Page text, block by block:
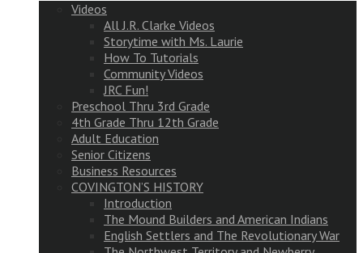
Videos
All J.R. Clarke Videos
Storytime with Ms. Laurie
How To Tutorials
Community Videos
JRC Fun!
Preschool Thru 3rd Grade
4th Grade Thru 12th Grade
Adult Education
Senior Citizens
Business Resources
COVINGTON’S HISTORY
Introduction
The Mound Builders and American Indians
English Settlers and The Revolutionary War